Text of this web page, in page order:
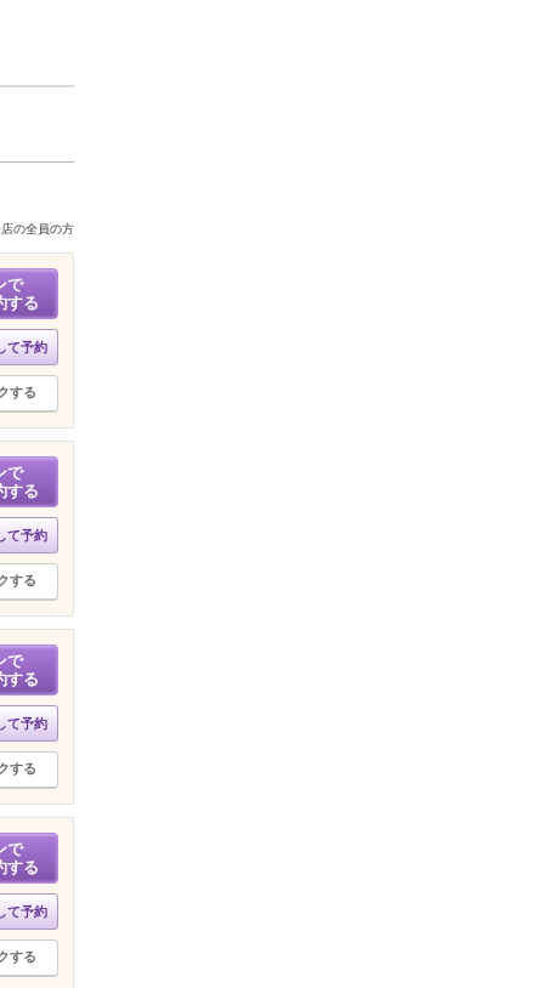
の全員の方
で
する
て予約
する
で
する
て予約
する
で
する
て予約
する
で
する
て予約
する